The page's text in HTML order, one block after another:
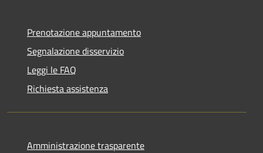
Prenotazione appuntamento
Segnalazione disservizio
Leggi le FAQ
Richiesta assistenza
Amministrazione trasparente